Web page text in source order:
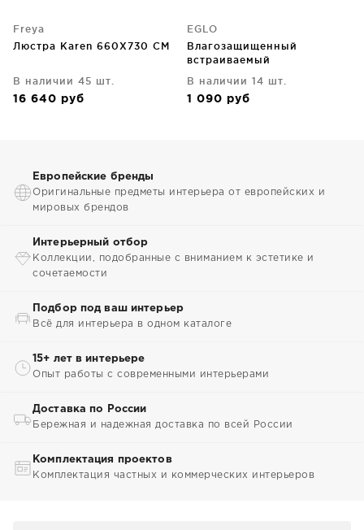
Freya
Люстра Karen 660X730 CM
В наличии 45 шт.
16 640 руб
EGLO
Влагозащищенный
встраиваемый
Fueva 9X9X3 CM
В наличии 14 шт.
1 090 руб
Европейские бренды
Оригинальные предметы интерьера от европейских и
мировых брендов
Интерьерный отбор
Коллекции, подобранные с вниманием к эстетике и
сочетаемости
Подбор под ваш интерьер
Всё для интерьера в одном каталоге
15+ лет в интерьере
Опыт работы с современными интерьерами
Доставка по России
Бережная и надежная доставка по всей России
Комплектация проектов
Комплектация частных и коммерческих интерьеров